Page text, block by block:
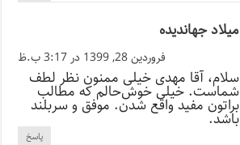
میلاد جهاندیده
فروردین 28, 1399 در 3:17 ب.ظ
سلام، آقا مهدی خیلی ممنون نظر لطف
شماست. خیلی خوش‌حالم که مطالب
براتون مفید واقع شدن. موفق و سربلند
باشد.
پاسخ